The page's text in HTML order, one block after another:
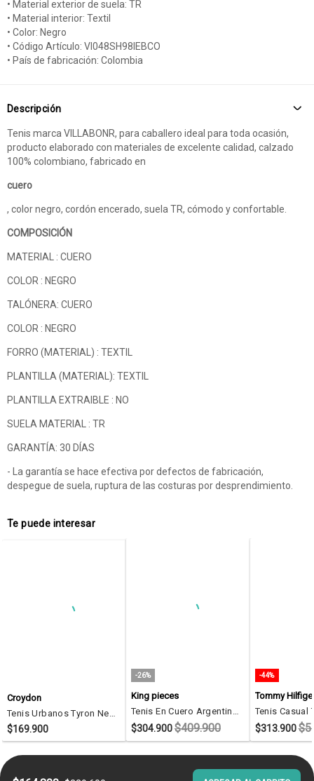
• Material exterior de suela: TR
• Material interior: Textil
• Color: Negro
• Código Artículo: VI048SH98IEBCO
• País de fabricación: Colombia
Descripción
Tenis marca VILLABONR, para caballero ideal para toda ocasión,
producto elaborado con materiales de excelente calidad, calzado
100% colombiano, fabricado en
cuero
, color negro, cordón encerado, suela TR, cómodo y confortable.
COMPOSICIÓN
MATERIAL : CUERO
COLOR : NEGRO
TALÓNERA: CUERO
COLOR : NEGRO
FORRO (MATERIAL) : TEXTIL
PLANTILLA (MATERIAL): TEXTIL
PLANTILLA EXTRAIBLE : NO
SUELA MATERIAL : TR
GARANTÍA: 30 DÍAS
- La garantía se hace efectiva por defectos de fabricación,
despegue de suela, ruptura de las costuras por desprendimiento.
Te puede interesar
Croydon
Tenis Urbanos Tyron Negro Croydon Para Hombre
$169.900
-26%
King pieces
Tenis En Cuero Argentino Negro Liso King Pieces Boston
$304.900$409.900
-44%
Tommy
$313.900